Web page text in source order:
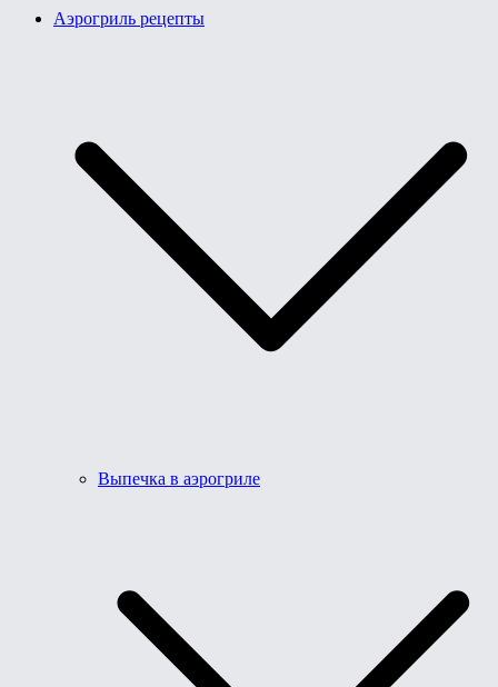
Аэрогриль рецепты
Выпечка в аэрогриле